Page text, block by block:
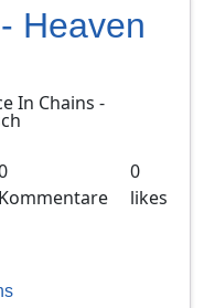
Heaven
In Chains -
Kommentare
0
likes